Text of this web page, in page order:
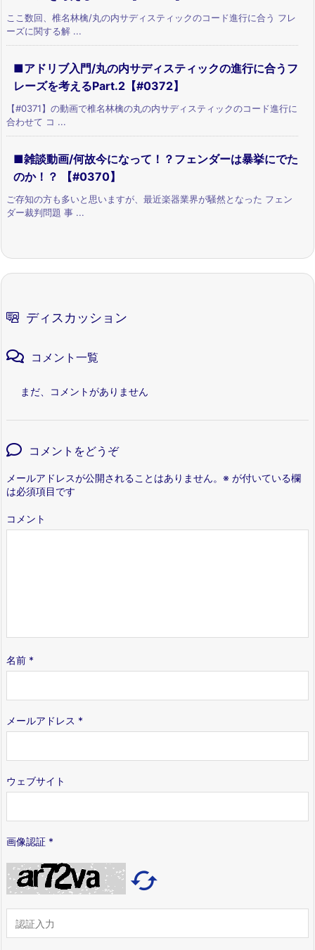
ここ数回、椎名林檎/丸の内サディスティックのコード進行に合う フレ
ーズに関する解 ...
■アドリブ入門/丸の内サディスティックの進行に合うフ
レーズを考えるPart.2【#0372】
【#0371】の動画で椎名林檎の丸の内サディスティックのコード進行に
合わせて コ ...
■雑談動画/何故今になって！？フェンダーは暴挙にでた
のか！？ 【#0370】
ご存知の方も多いと思いますが、最近楽器業界が騒然となった フェン
ダー裁判問題 事 ...
ディスカッション
コメント一覧
まだ、コメントがありません
コメントをどうぞ
メールアドレスが公開されることはありません。 ※ が付いている欄
は必須項目です
コメント
名前 *
メールアドレス *
ウェブサイト
画像認証 *
